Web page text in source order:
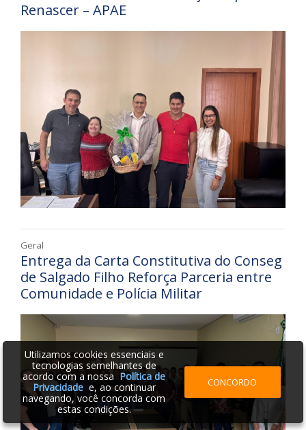
Renascer – APAE
Geral
Entrega da Carta Constitutiva do Conseg
de Salgado Filho Reforça Parceria entre
Comunidade e Polícia Militar
Utilizamos cookies essenciais e
tecnologias semelhantes de
acordo com a nossaPolítica de
Privacidadee, ao continuar
navegando, você concorda com
estas condições.
CONCORDO